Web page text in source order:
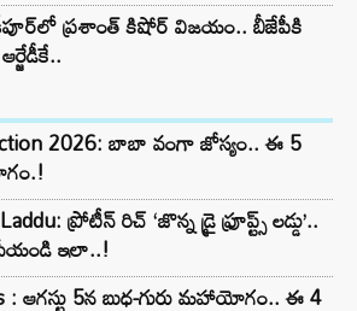
ప్రశాంత్ కిషోర్ విజయం.. బీజేపీకి
2026: బాబా వంగా జోస్యం.. ఈ 5
ప్రోటీన్ రిచ్ ‘జొన్న డ్రై ఫ్రూప్ట్స్ లడ్డు’..
ఇలా..!
: ఆగస్టు 5న బుధ-గురు మహాయోగం.. ఈ 4